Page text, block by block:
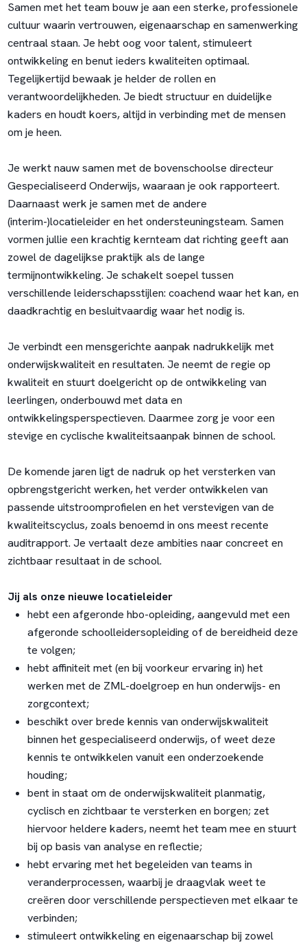
Samen met het team bouw je aan een sterke, professionele
cultuur waarin vertrouwen, eigenaarschap en samenwerking
centraal staan. Je hebt oog voor talent, stimuleert
ontwikkeling en benut ieders kwaliteiten optimaal.
Tegelijkertijd bewaak je helder de rollen en
verantwoordelijkheden. Je biedt structuur en duidelijke
kaders en houdt koers, altijd in verbinding met de mensen
om je heen.
Je werkt nauw samen met de bovenschoolse directeur
Gespecialiseerd Onderwijs, waaraan je ook rapporteert.
Daarnaast werk je samen met de andere
(interim-)locatieleider en het ondersteuningsteam. Samen
vormen jullie een krachtig kernteam dat richting geeft aan
zowel de dagelijkse praktijk als de lange
termijnontwikkeling. Je schakelt soepel tussen
verschillende leiderschapsstijlen: coachend waar het kan, en
daadkrachtig en besluitvaardig waar het nodig is.
Je verbindt een mensgerichte aanpak nadrukkelijk met
onderwijskwaliteit en resultaten. Je neemt de regie op
kwaliteit en stuurt doelgericht op de ontwikkeling van
leerlingen, onderbouwd met data en
ontwikkelingsperspectieven. Daarmee zorg je voor een
stevige en cyclische kwaliteitsaanpak binnen de school.
De komende jaren ligt de nadruk op het versterken van
opbrengstgericht werken, het verder ontwikkelen van
passende uitstroomprofielen en het verstevigen van de
kwaliteitscyclus, zoals benoemd in ons meest recente
auditrapport. Je vertaalt deze ambities naar concreet en
zichtbaar resultaat in de school.
Jij als onze nieuwe locatieleider
hebt een afgeronde hbo-opleiding, aangevuld met een
afgeronde schoolleidersopleiding of de bereidheid deze
te volgen;
hebt affiniteit met (en bij voorkeur ervaring in) het
werken met de ZML-doelgroep en hun onderwijs- en
zorgcontext;
beschikt over brede kennis van onderwijskwaliteit
binnen het gespecialiseerd onderwijs, of weet deze
kennis te ontwikkelen vanuit een onderzoekende
houding;
bent in staat om de onderwijskwaliteit planmatig,
cyclisch en zichtbaar te versterken en borgen; zet
hiervoor heldere kaders, neemt het team mee en stuurt
bij op basis van analyse en reflectie;
hebt ervaring met het begeleiden van teams in
veranderprocessen, waarbij je draagvlak weet te
creëren door verschillende perspectieven met elkaar te
verbinden;
stimuleert ontwikkeling en eigenaarschap bij zowel